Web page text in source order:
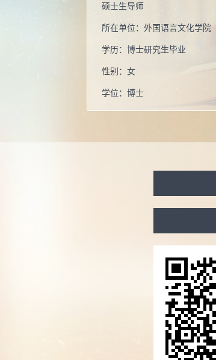
硕士生导师
所在单位： 外国语言文化学院
学历： 博士研究生毕业
性别： 女
学位： 博士
外国语言文化学院
第25次山东社会科学优秀成
等奖 江苏高校“青蓝工程”中青